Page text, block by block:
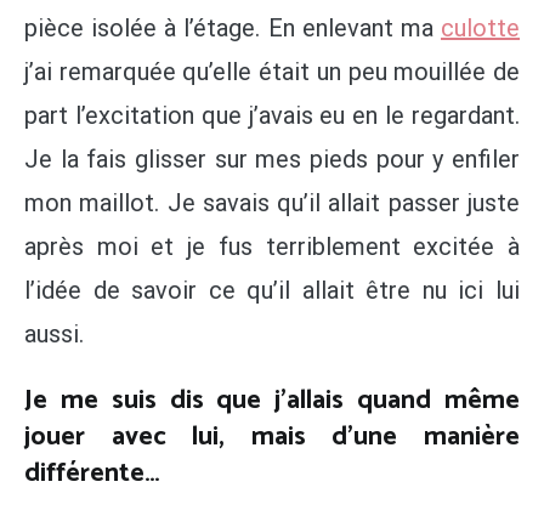
pièce isolée à l’étage. En enlevant ma culotte
j’ai remarquée qu’elle était un peu mouillée de
part l’excitation que j’avais eu en le regardant.
Je la fais glisser sur mes pieds pour y enfiler
mon maillot. Je savais qu’il allait passer juste
après moi et je fus terriblement excitée à
l’idée de savoir ce qu’il allait être nu ici lui
aussi.
Je me suis dis que j’allais quand même
jouer avec lui, mais d’une manière
différente…